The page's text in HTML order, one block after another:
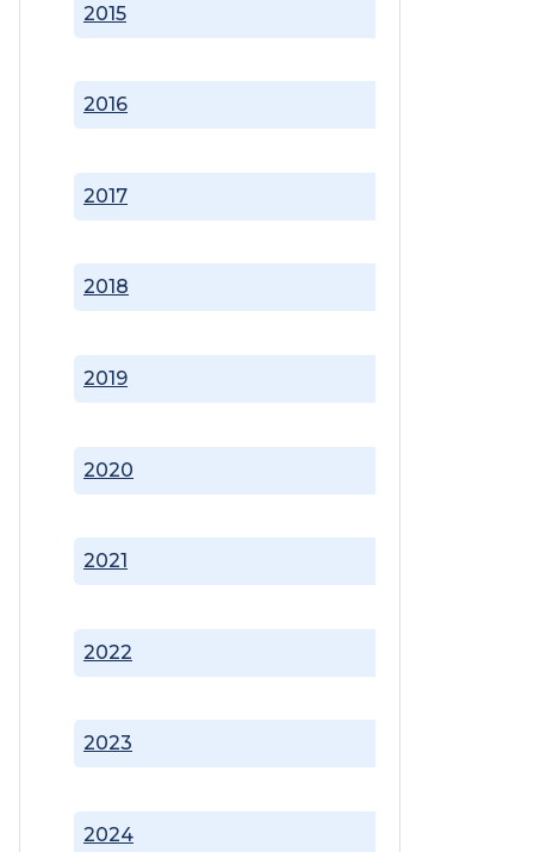
2015
2016
2017
2018
2019
2020
2021
2022
2023
2024